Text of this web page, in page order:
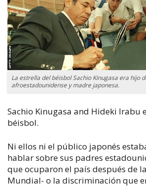
La estrella del béisbol Sachio Kinugasa era hijo
afroestadounidense y madre japonesa.
Sachio Kinugasa and Hideki Irabu
béisbol.
Ni ellos ni el público japonés
hablar sobre sus padres
que ocuparon el país después de
Mundial- o la discriminación que